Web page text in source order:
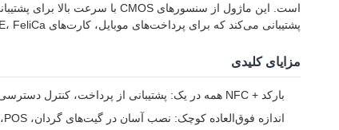
پشتیبانی می‌کند که برای پرداخت‌های موبایل، کارت‌های IC، MIFARE، FeliCa و شبیه‌سازی NFC گوشی‌های هوشمند ایده‌آل است. این بهترین انتخاب برای تولیدکنندگان دستگاه‌های هوشمند است.
مزایای کلیدی
بارکد + NFC همه در یک: پشتیبانی از پرداخت، کنترل دسترسی، خواندن شناسه
اندازه فوق‌العاده کوچک: نصب آسان در گیت‌های گردان، POS، دستگاه‌های دستی، قفل‌های هوشمند